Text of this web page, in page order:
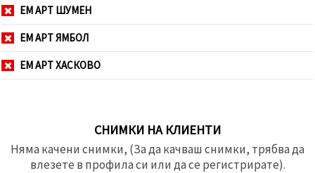
ЕМ АРТ ШУМЕН
ЕМ АРТ ЯМБОЛ
ЕМ АРТ ХАСКОВО
СНИМКИ НА КЛИЕНТИ
Няма качени снимки, (За да качваш снимки, трябва да
влезете в профила си или да се регистрирате).